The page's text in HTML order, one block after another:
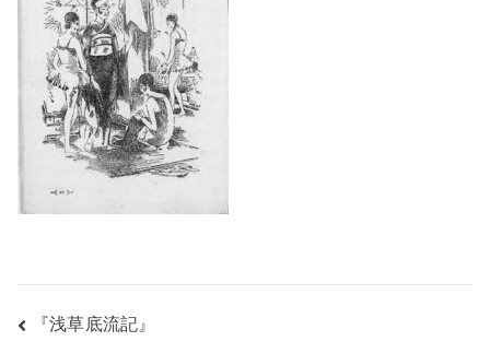
投『浅草底流記』